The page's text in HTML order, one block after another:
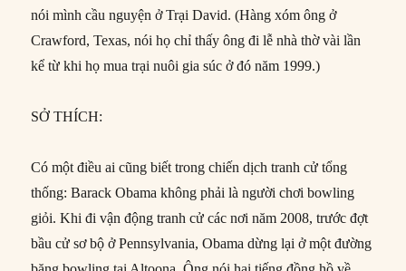
nói mình cầu nguyện ở Trại David. (Hàng xóm ông ở
Crawford, Texas, nói họ chỉ thấy ông đi lễ nhà thờ vài lần
kể từ khi họ mua trại nuôi gia súc ở đó năm 1999.)
SỞ THÍCH:
Có một điều ai cũng biết trong chiến dịch tranh cử tổng
thống: Barack Obama không phải là người chơi bowling
giỏi. Khi đi vận động tranh cử các nơi năm 2008, trước đợt
bầu cử sơ bộ ở Pennsylvania, Obama dừng lại ở một đường